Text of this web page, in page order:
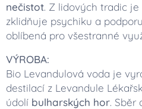
nečistot. Z lidových tradic
zklidňuje psychiku a
oblíbená pro všestranné
VÝROBA:
Bio Levandulová voda je
destilací z Levandule
údolí bulharských hor. Sběr